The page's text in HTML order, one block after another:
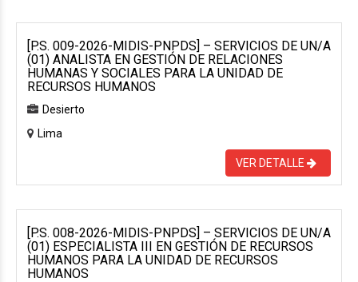
[P.S. 009-2026-MIDIS-PNPDS] – SERVICIOS DE UN/A
(01) ANALISTA EN GESTIÓN DE RELACIONES
HUMANAS Y SOCIALES PARA LA UNIDAD DE
RECURSOS HUMANOS
Desierto
Lima
VER DETALLE
[P.S. 008-2026-MIDIS-PNPDS] – SERVICIOS DE UN/A
(01) ESPECIALISTA III EN GESTIÓN DE RECURSOS
HUMANOS PARA LA UNIDAD DE RECURSOS
HUMANOS